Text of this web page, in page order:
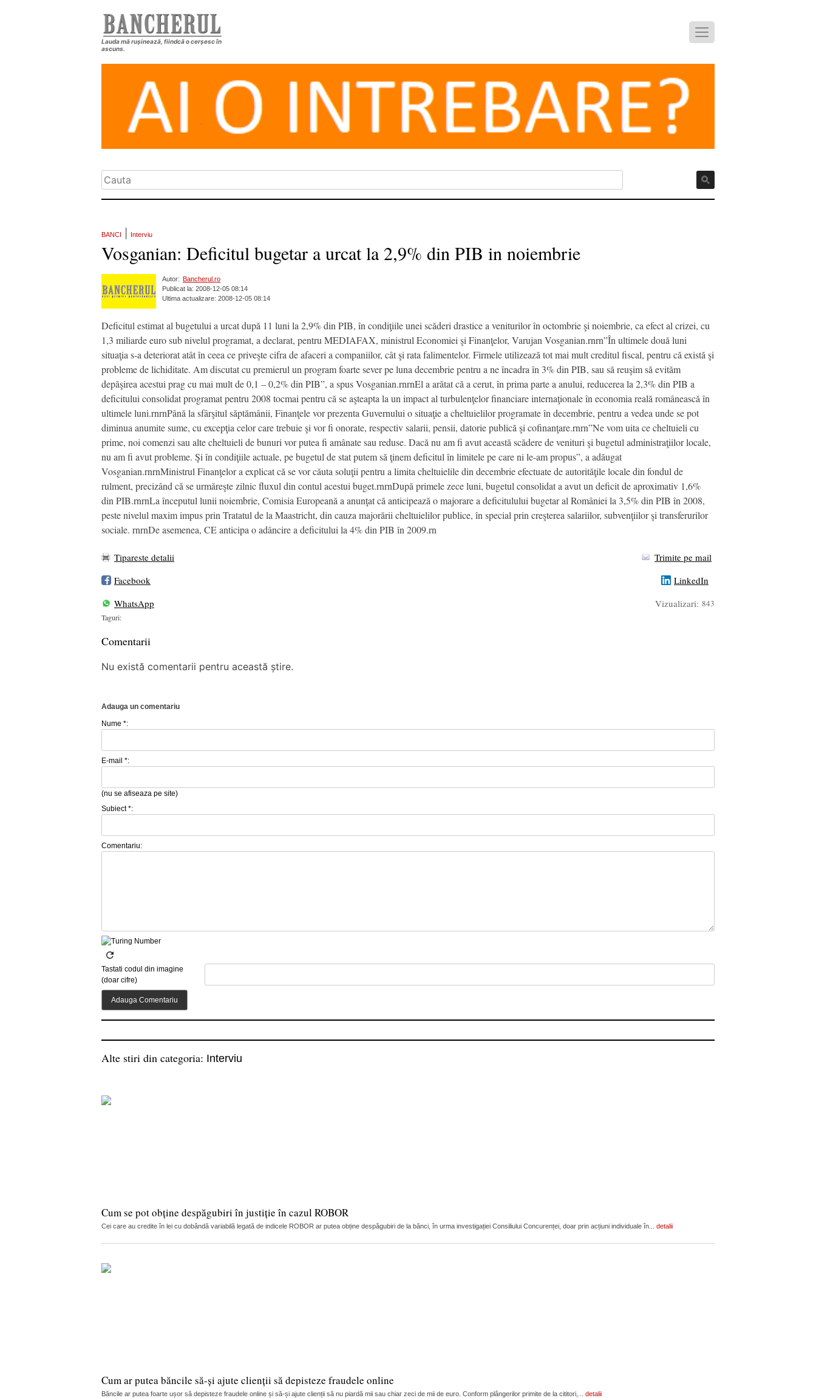
Lauda mă rușinează, fiindcă o cerșesc în
ascuns.
BANCI Interviu
Vosganian: Deficitul bugetar a urcat la 2,9% din PIB in noiembrie
Autor:
Bancherul.ro
Publicat la: 2008-12-05 08:14
Ultima actualizare: 2008-12-05 08:14
Deficitul estimat al bugetului a urcat după 11 luni la 2,9% din PIB, în condiţiile unei scăderi drastice a veniturilor în octombrie şi noiembrie, ca efect al crizei, cu
1,3 miliarde euro sub nivelul programat, a declarat, pentru MEDIAFAX, ministrul Economiei şi Finanţelor, Varujan Vosganian.rnrn”În ultimele două luni
situaţia s-a deteriorat atât în ceea ce priveşte cifra de afaceri a companiilor, cât şi rata falimentelor. Firmele utilizează tot mai mult creditul fiscal, pentru că există şi
probleme de lichiditate. Am discutat cu premierul un program foarte sever pe luna decembrie pentru a ne încadra în 3% din PIB, sau să reuşim să evităm
depăşirea acestui prag cu mai mult de 0,1 – 0,2% din PIB”, a spus Vosganian.rnrnEl a arătat că a cerut, în prima parte a anului, reducerea la 2,3% din PIB a
deficitului consolidat programat pentru 2008 tocmai pentru că se aşteapta la un impact al turbulenţelor financiare internaţionale în economia reală românească în
ultimele luni.rnrnPână la sfârşitul săptămânii, Finanţele vor prezenta Guvernului o situaţie a cheltuielilor programate în decembrie, pentru a vedea unde se pot
diminua anumite sume, cu excepţia celor care trebuie şi vor fi onorate, respectiv salarii, pensii, datorie publică şi cofinanţare.rnrn”Ne vom uita ce cheltuieli cu
prime, noi comenzi sau alte cheltuieli de bunuri vor putea fi amânate sau reduse. Dacă nu am fi avut această scădere de venituri şi bugetul administraţiilor locale,
nu am fi avut probleme. Şi în condiţiile actuale, pe bugetul de stat putem să ţinem deficitul în limitele pe care ni le-am propus”, a adăugat
Vosganian.rnrnMinistrul Finanţelor a explicat că se vor căuta soluţii pentru a limita cheltuielile din decembrie efectuate de autorităţile locale din fondul de
rulment, precizând că se urmăreşte zilnic fluxul din contul acestui buget.rnrnDupă primele zece luni, bugetul consolidat a avut un deficit de aproximativ 1,6%
din PIB.rnrnLa începutul lunii noiembrie, Comisia Europeană a anunţat că anticipează o majorare a deficitulului bugetar al României la 3,5% din PIB în 2008,
peste nivelul maxim impus prin Tratatul de la Maastricht, din cauza majorării cheltuielilor publice, în special prin creşterea salariilor, subvenţiilor şi transferurilor
sociale. rnrnDe asemenea, CE anticipa o adâncire a deficitului la 4% din PIB în 2009.rn
Tipareste detalii
Trimite pe mail
Facebook
LinkedIn
WhatsApp
Vizualizari: 843
Taguri:
Comentarii
Nu există comentarii pentru această știre.
Adauga un comentariu
Nume *:
E-mail *:
(nu se afiseaza pe site)
Subiect *:
Comentariu:
Tastati codul din imagine
(doar cifre)
Alte stiri din categoria: Interviu
Cum se pot obține despăgubiri în justiție în cazul ROBOR
Cei care au credite în lei cu dobândă variabilă legată de indicele ROBOR ar putea obține despăgubiri de la bănci, în urma investigației Consiliului Concurenței, doar prin acțiuni individuale în... detalii
Cum ar putea băncile să-și ajute clienții să depisteze fraudele online
Băncile ar putea foarte ușor să depisteze fraudele online și să-și ajute clienții să nu piardă mii sau chiar zeci de mii de euro. Conform plângerilor primite de la cititori,... detalii